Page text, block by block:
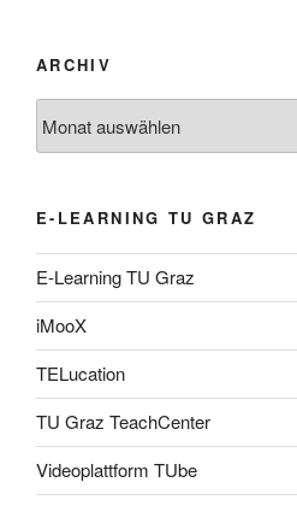
ARCHIV
E-LEARNING TU GRAZ
E-Learning TU Graz
iMooX
TELucation
TU Graz TeachCenter
Videoplattform TUbe